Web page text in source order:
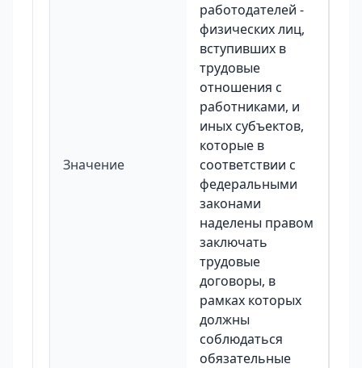
Значение
работодателей -
физических лиц,
вступивших в
трудовые
отношения с
работниками, и
иных субъектов,
которые в
соответствии с
федеральными
законами
наделены правом
заключать
трудовые
договоры, в
рамках которых
должны
соблюдаться
обязательные